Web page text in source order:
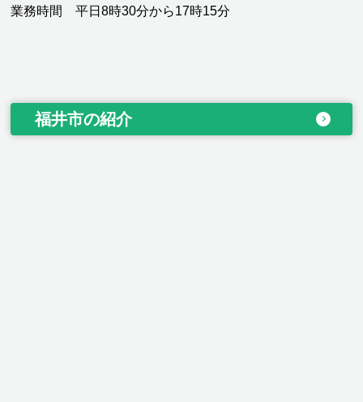
業務時間 平日8時30分から17時15分
福井市の紹介